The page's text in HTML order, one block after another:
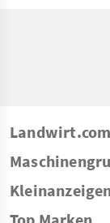
Landwirt.com